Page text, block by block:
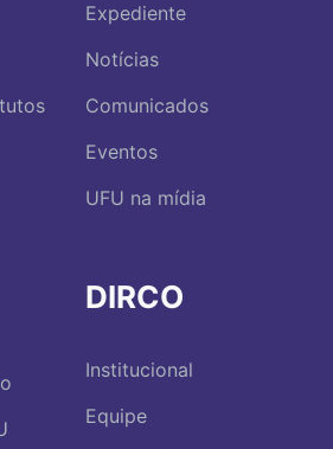
Expediente
Notícias
Comunicados
Eventos
UFU na mídia
DIRCO
Institucional
Equipe